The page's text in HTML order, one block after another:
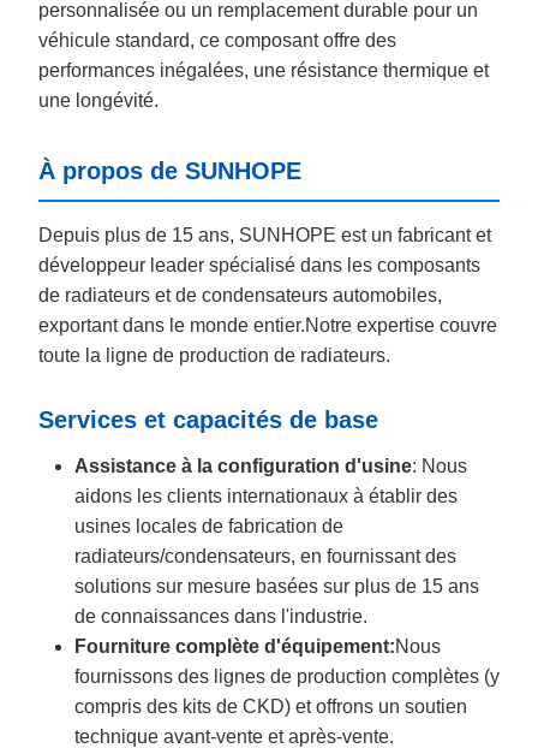
personnalisée ou un remplacement durable pour un
véhicule standard, ce composant offre des
performances inégalées, une résistance thermique et
une longévité.
À propos de SUNHOPE
Depuis plus de 15 ans, SUNHOPE est un fabricant et
développeur leader spécialisé dans les composants
de radiateurs et de condensateurs automobiles,
exportant dans le monde entier.Notre expertise couvre
toute la ligne de production de radiateurs.
Services et capacités de base
Assistance à la configuration d'usine: Nous
aidons les clients internationaux à établir des
usines locales de fabrication de
radiateurs/condensateurs, en fournissant des
solutions sur mesure basées sur plus de 15 ans
de connaissances dans l'industrie.
Fourniture complète d'équipement:Nous
fournissons des lignes de production complètes (y
compris des kits de CKD) et offrons un soutien
technique avant-vente et après-vente.